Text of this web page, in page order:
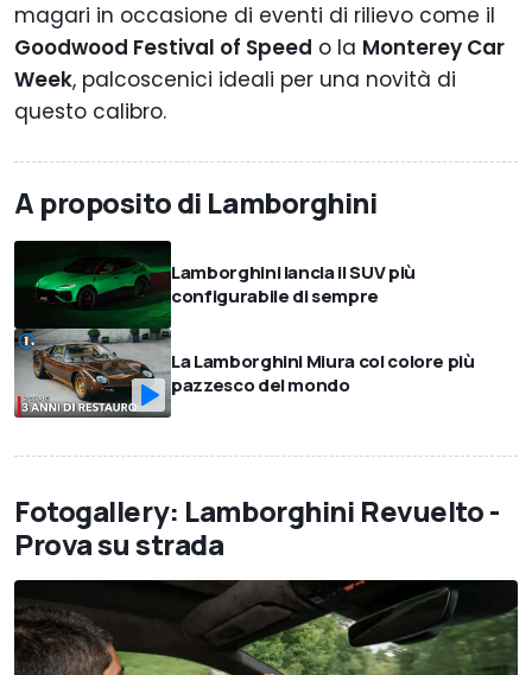
magari in occasione di eventi di rilievo come il
Goodwood Festival of Speed o la Monterey Car
Week, palcoscenici ideali per una novità di
questo calibro.
A proposito di Lamborghini
Lamborghini lancia il SUV più
configurabile di sempre
La Lamborghini Miura col colore più
pazzesco del mondo
Fotogallery: Lamborghini Revuelto -
Prova su strada